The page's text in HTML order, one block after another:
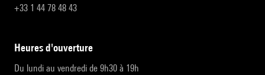
+33 1 44 78 48 43
heures d'ouverture
Du lundi au vendredi de 9h30 à 19h